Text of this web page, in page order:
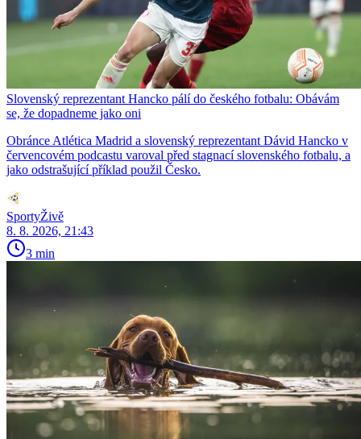
Slovenský reprezentant Hancko pálí do českého fotbalu: Obávám
se, že dopadneme jako oni
Obránce Atlética Madrid a slovenský reprezentant Dávid Hancko v
červencovém podcastu varoval před stagnací slovenského fotbalu, a
jako odstrašující příklad použil Česko.
SportyŽivě
8. 8. 2026, 21:43
3 min